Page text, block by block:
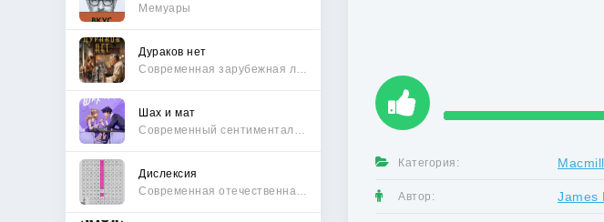
Мемуары
Дураков нет
Шах и мат
Дислексия
Категория:
Автор: James